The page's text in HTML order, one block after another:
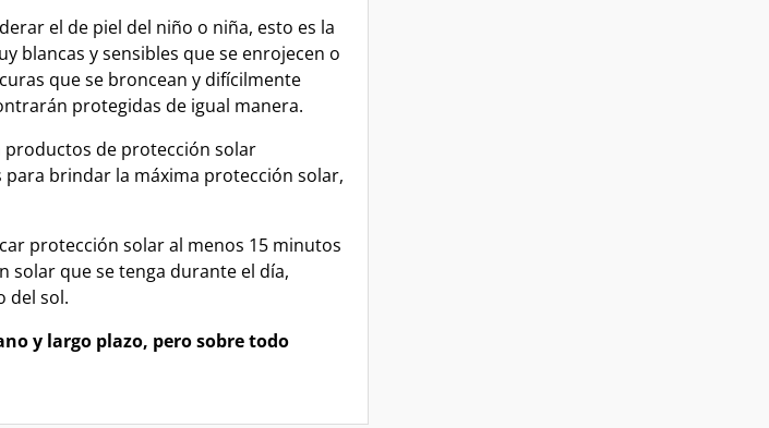
el de piel del niño o niña, esto es la
blancas y sensibles que se enrojecen o
que se broncean y difícilmente
protegidas de igual manera.
productos de protección solar
brindar la máxima protección solar,
protección solar al menos 15 minutos
solar que se tenga durante el día,
del sol.
y largo plazo, pero sobre todo